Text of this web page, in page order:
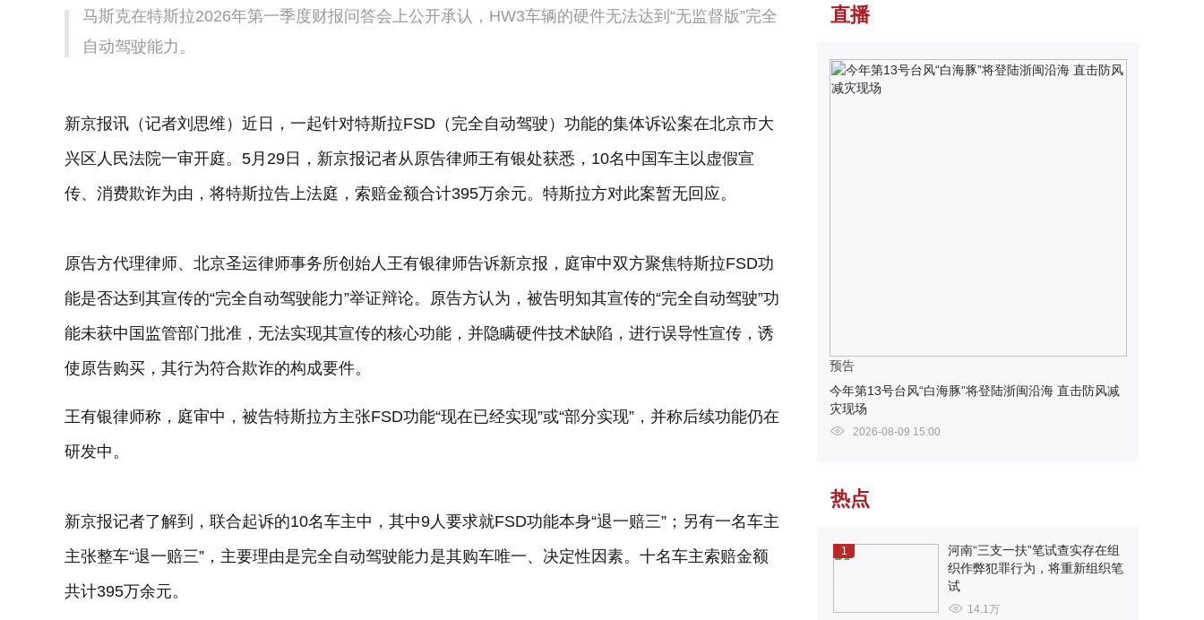
马斯克在特斯拉2026年第一季度财报问答会上公开承认，HW3车辆的硬件无法达到“无监督版”完全
自动驾驶能力。
新京报讯（记者刘思维）近日，一起针对特斯拉FSD（完全自动驾驶）功能的集体诉讼案在北京市大
兴区人民法院一审开庭。5月29日，新京报记者从原告律师王有银处获悉，10名中国车主以虚假宣
传、消费欺诈为由，将特斯拉告上法庭，索赔金额合计395万余元。特斯拉方对此案暂无回应。
原告方代理律师、北京圣运律师事务所创始人王有银律师告诉新京报，庭审中双方聚焦特斯拉FSD功
能是否达到其宣传的“完全自动驾驶能力”举证辩论。原告方认为，被告明知其宣传的“完全自动驾驶”功
能未获中国监管部门批准，无法实现其宣传的核心功能，并隐瞒硬件技术缺陷，进行误导性宣传，诱
使原告购买，其行为符合欺诈的构成要件。
王有银律师称，庭审中，被告特斯拉方主张FSD功能“现在已经实现”或“部分实现”，并称后续功能仍在
研发中。
新京报记者了解到，联合起诉的10名车主中，其中9人要求就FSD功能本身“退一赔三”；另有一名车主
主张整车“退一赔三”，主要理由是完全自动驾驶能力是其购车唯一、决定性因素。十名车主索赔金额
共计395万余元。
直播
预告
今年第13号台风“白海豚”将登陆浙闽沿海 直击防风减
灾现场
2026-08-09 15:00
热点
1
河南“三支一扶”笔试查实存在组
织作弊犯罪行为，将重新组织笔
试
14.1万